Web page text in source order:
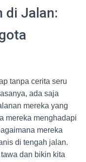
di Jalan:
tanpa cerita seru
ada saja
mereka yang
mereka menghadapi
mereka
di tengah jalan.
dan bikin kita